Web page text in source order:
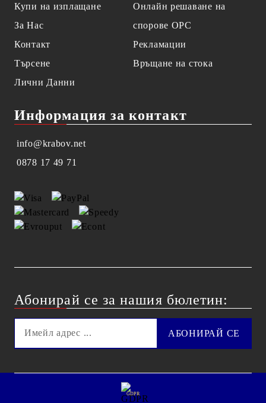
Купи на изплащане
За Нас
Контакт
Търсене
Лични Данни
Онлайн решаване на
спорове OPC
Рекламации
Връщане на стока
Информация за контакт
info@krabov.net
0878 17 49 71
Абонирай се за нашия бюлетин:
GDPR